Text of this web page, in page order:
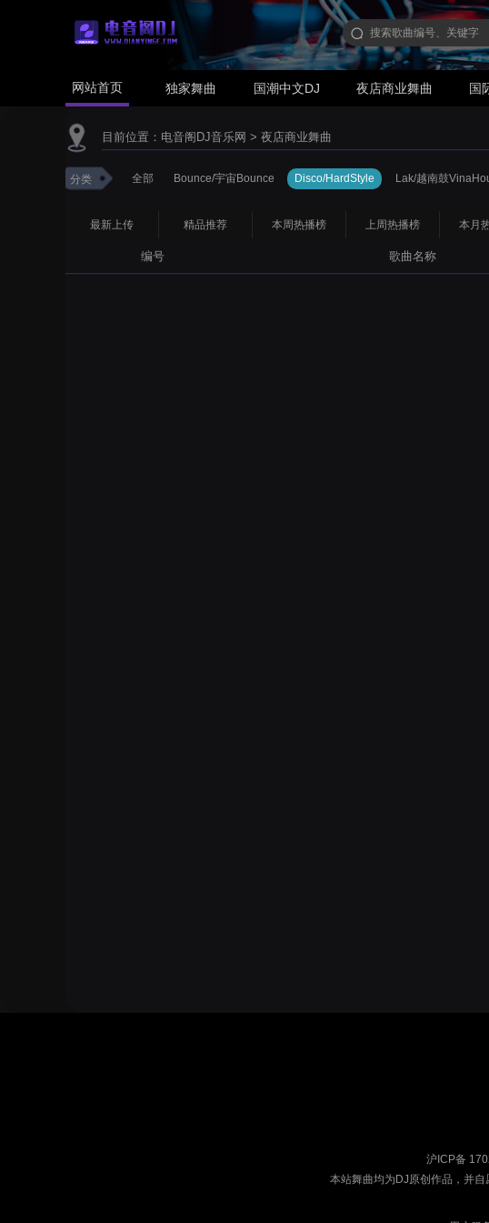
网站首页 独家舞曲 国潮中文DJ 夜店商业舞曲 国
目前位置： 电音阁DJ音乐网 > 夜店商业舞曲
分类 全部 Bounce/宇宙Bounce Disco/HardStyle Lak/越南鼓
最新上传 精品推荐 本周热播榜 上周热播榜 本月
编号 歌曲名称
沪ICP备
本站舞曲均为DJ原创作品，并